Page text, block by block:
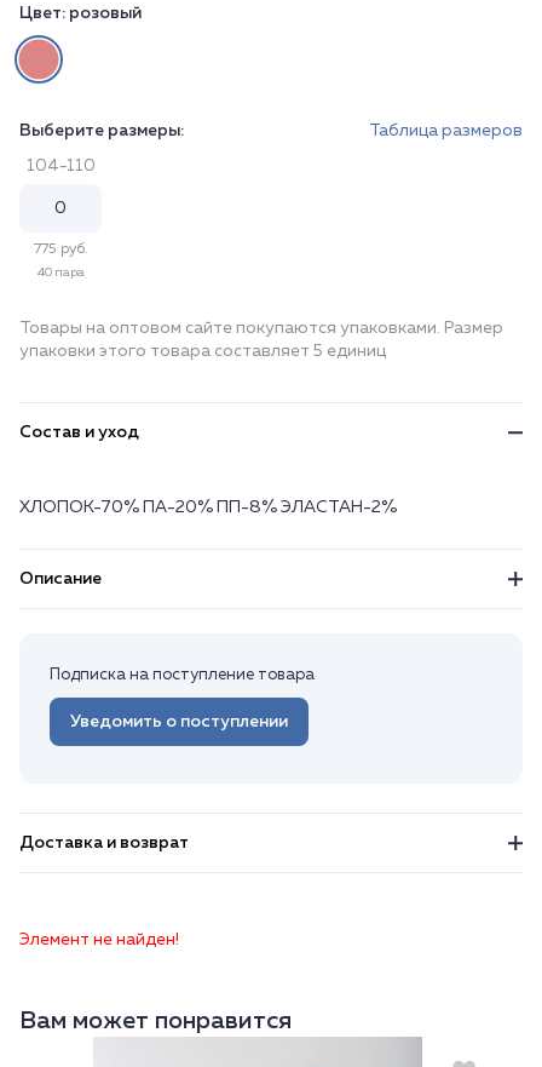
Цвет: розовый
Выберите размеры: Таблица размеров
104-110
775 руб.
40 пара
Товары на оптовом сайте покупаются упаковками. Размер
упаковки этого товара составляет 5 единиц
Состав и уход
ХЛОПОК-70% ПА-20% ПП-8% ЭЛАСТАН-2%
Описание
Подписка на поступление товара
Уведомить о поступлении
Доставка и возврат
Элемент не найден!
Вам может понравится